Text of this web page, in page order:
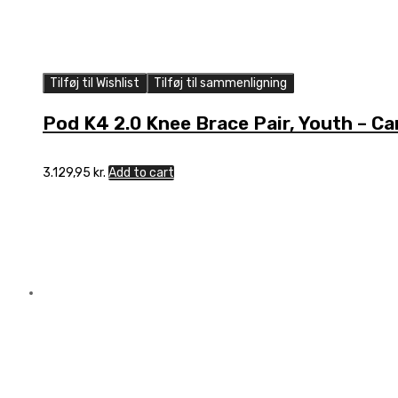
Tilføj til Wishlist Tilføj til sammenligning
Pod K4 2.0 Knee Brace Pair, Youth –
3.129,95 kr. Add to cart